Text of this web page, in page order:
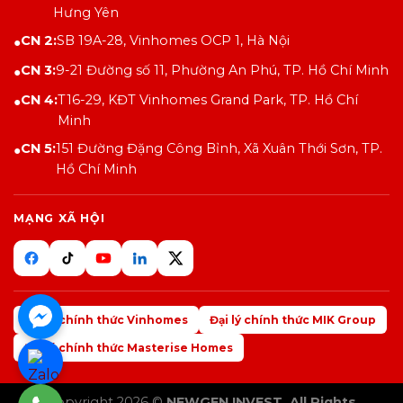
Hưng Yên
●CN 2:SB 19A-28, Vinhomes OCP 1, Hà Nội
●CN 3:9-21 Đường số 11, Phường An Phú, TP. Hồ Chí Minh
●CN 4:T16-29, KĐT Vinhomes Grand Park, TP. Hồ Chí
Minh
●CN 5:151 Đường Đặng Công Bỉnh, Xã Xuân Thới Sơn, TP.
Hồ Chí Minh
MẠNG XÃ HỘI
Đại lý chính thức Vinhomes Đại lý chính thức MIK Group
Đại lý chính thức Masterise Homes